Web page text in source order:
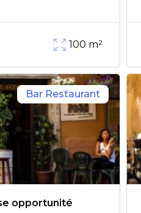
100 m²
Bar Restaurant
opportunité